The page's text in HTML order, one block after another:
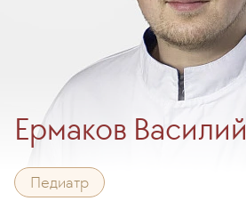
Ермаков Василий
Педиатр